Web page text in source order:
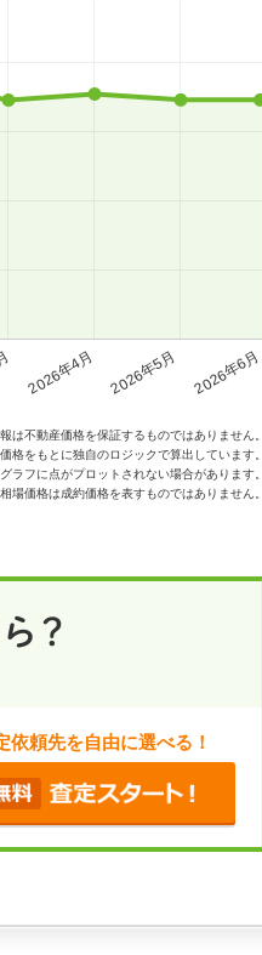
2026年4月 2026年5月 2026年6月
は不動産価格を保証するものではありません。
をもとに独自のロジックで算出しています。
フに点がプロットされない場合があります。
場価格は成約価格を表すものではありません。
依頼先を自由に選べる！